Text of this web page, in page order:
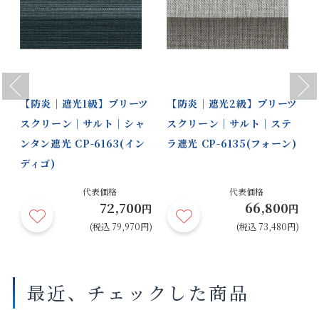
Previous
【防炎｜遮光1級】プリーツ
スクリーン｜サルト｜シャ
ンタン遮光 CP-6163(イン
ディゴ)
代表価格
72,700円
(税込 79,970円)
【防炎｜遮光2級】プリーツ
スクリーン｜サルト｜ステ
ラ遮光 CP-6135(フォーン)
代表価格
66,800円
(税込 73,480円)
Next
最近、チェックした商品